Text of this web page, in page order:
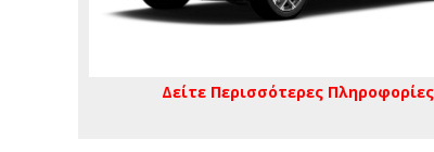
Δείτε Περισσότερες Πληροφορίες